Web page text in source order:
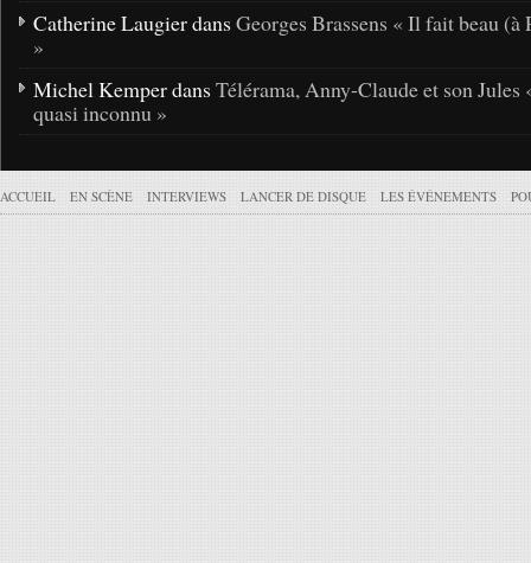
Catherine Laugier dans Georges Brassens « Il fait beau (à
»
Michel Kemper dans Télérama, Anny-Claude et son Jules
quasi inconnu »
ACCUEIL EN SCÈNE INTERVIEWS LANCER DE DISQUE LES ÉVÉNEMENTS